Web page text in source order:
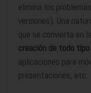
elimina los
versiones). Una
que se convierta en la
creación de todo
aplicaciones para
presentaciones, etc.